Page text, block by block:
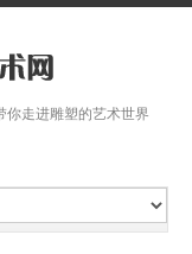
走进雕塑的艺术世界